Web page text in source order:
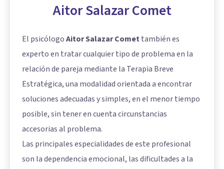
Aitor Salazar Comet
El psicólogoAitor Salazar Comettambién es
experto en tratar cualquier tipo de problema en la
relación de pareja mediante la Terapia Breve
Estratégica, una modalidad orientada a encontrar
soluciones adecuadas y simples, en el menor tiempo
posible, sin tener en cuenta circunstancias
accesorias al problema.
Las principales especialidades de este profesional
son la dependencia emocional, las dificultades a la